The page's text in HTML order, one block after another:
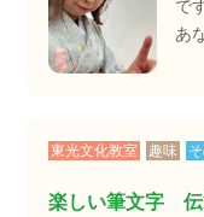
で
あ
東光文化教室 趣味
楽しい筆文字 伝